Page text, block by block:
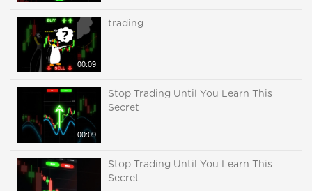
00:09
trading
00:09
Stop Trading Until You Learn This
Secret
Stop Trading Until You Learn This
Secret